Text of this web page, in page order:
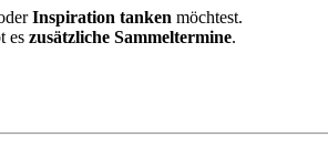
Inspiration tanken möchtest.
es zusätzliche Sammeltermine.